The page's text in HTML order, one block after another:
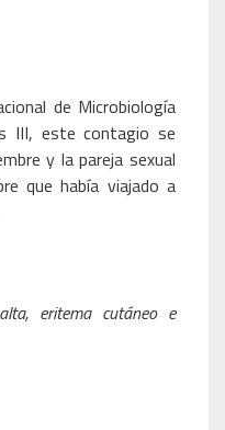
de Microbiología
III, este contagio se
y la pareja sexual
que había viajado a
eritema cutáneo e